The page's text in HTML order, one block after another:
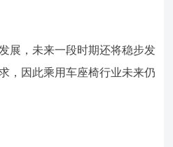
展，未来一段时期还将稳步发
，因此乘用车座椅行业未来仍